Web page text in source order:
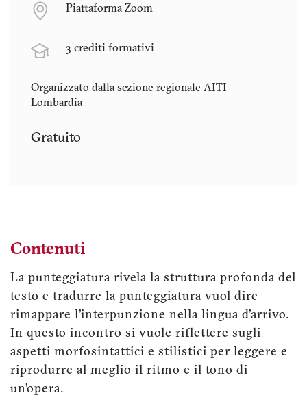
Piattaforma Zoom
3 crediti formativi
Organizzato dalla sezione regionale AITI
Lombardia
Gratuito
Contenuti
La punteggiatura rivela la struttura profonda del
testo e tradurre la punteggiatura vuol dire
rimappare l’interpunzione nella lingua d’arrivo.
In questo incontro si vuole riflettere sugli
aspetti morfosintattici e stilistici per leggere e
riprodurre al meglio il ritmo e il tono di
un’opera.